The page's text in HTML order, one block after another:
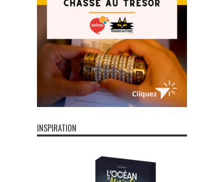
INSPIRATION